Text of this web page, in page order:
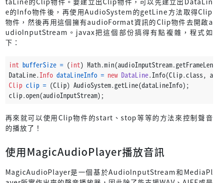
e的Info物件後，再使用AudioSystem的getLine方法取得Clip
物件，然後再用這個擁有audioFormat資訊的Clip物件去開啟a
udioInputStream。javax把這個部份搞得有點複雜，程式如
下：
int bufferSize = (int)
DataLine.Info dataLineInfo = new DataLine.Info(Clip.class,
Clip clip = (Clip) AudioSystem.getLine(dataLineInfo);
clip.open(audioInputStream);
再來就可以使用Clip物件的start、stop等等的方法來控制聲音
的播放了！
使用MagicAudioPlayer播放音訊
MagicAudioPlayer是一個基於AudioInputStream和MediaPl